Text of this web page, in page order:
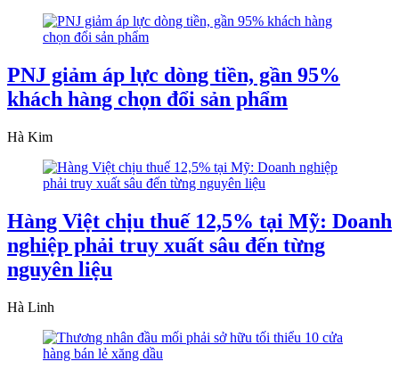
PNJ giảm áp lực dòng tiền, gần 95%
khách hàng chọn đổi sản phẩm
Hà Kim
Hàng Việt chịu thuế 12,5% tại Mỹ: Doanh
nghiệp phải truy xuất sâu đến từng
nguyên liệu
Hà Linh